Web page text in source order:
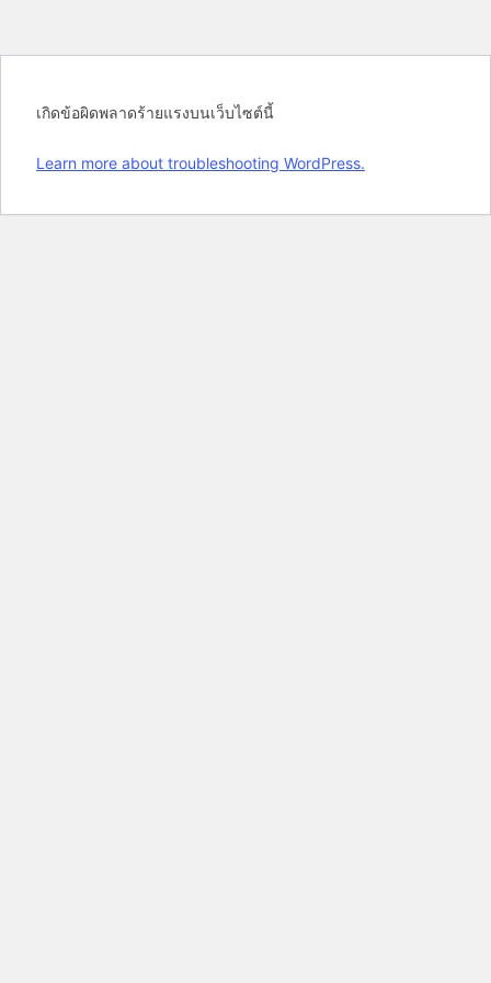
เกิดข้อผิดพลาดร้ายแรงบนเว็บไซต์นี้
Learn more about troubleshooting WordPress.